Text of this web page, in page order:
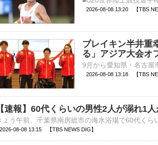
2026-08-08 13:20 【TBS
ブレイキン半井重
る」アジア大会オ
2026-08-08 13:18 【TBS
【速報】60代くらいの男性2人が溺れ
2026-08-08 13:15 【TBS NEWS DIG】